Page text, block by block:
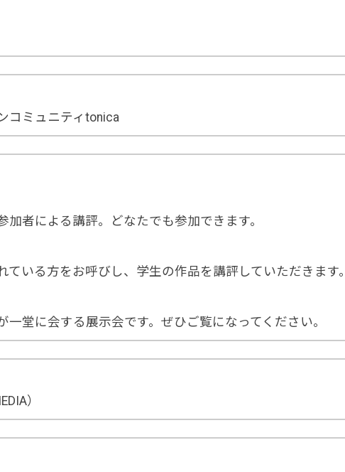
コミュニティtonica
者による講評。どなたでも参加できます。
いる方をお呼びし、学生の作品を講評していただきます。
堂に会する展示会です。ぜひご覧になってください。
）